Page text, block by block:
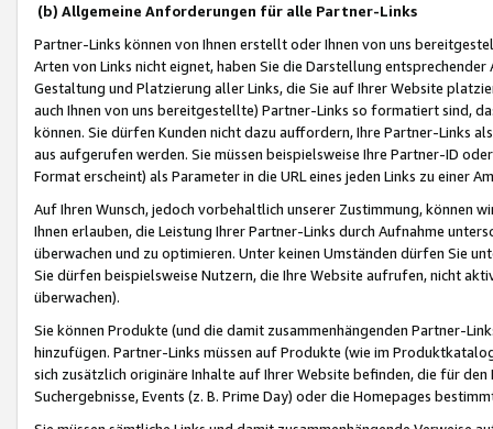
(b) Allgemeine Anforderungen für alle Partner-Links
Partner-Links können von Ihnen erstellt oder Ihnen von uns
Arten von Links nicht eignet, haben Sie die Darstellung
Gestaltung und Platzierung aller Links, die Sie auf Ihrer Website
auch Ihnen von uns bereitgestellte) Partner-Links so formatiert sind,
können. Sie dürfen Kunden nicht dazu auffordern, Ihre Partner-Links
aus aufgerufen werden. Sie müssen beispielsweise Ihre Partner-ID
Format erscheint) als Parameter in die URL eines jeden Links zu einer
Auf Ihren Wunsch, jedoch vorbehaltlich unserer Zustimmung, können
Ihnen erlauben, die Leistung Ihrer Partner-Links durch Aufnahme
überwachen und zu optimieren. Unter keinen Umständen dürfen Sie
Sie dürfen beispielsweise Nutzern, die Ihre Website aufrufen, nicht
überwachen).
Sie können Produkte (und die damit zusammenhängenden Partner-
hinzufügen. Partner-Links müssen auf Produkte (wie im
sich zusätzlich originäre Inhalte auf Ihrer Website befinden, die für
Suchergebnisse, Events (z. B. Prime Day) oder die Homepages